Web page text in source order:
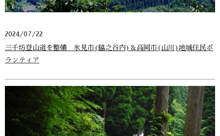
2024/07/22
三千坊登山道を整備＿氷見市(脇之谷内)＆高岡市(山川)地域住民ボ
ランティア